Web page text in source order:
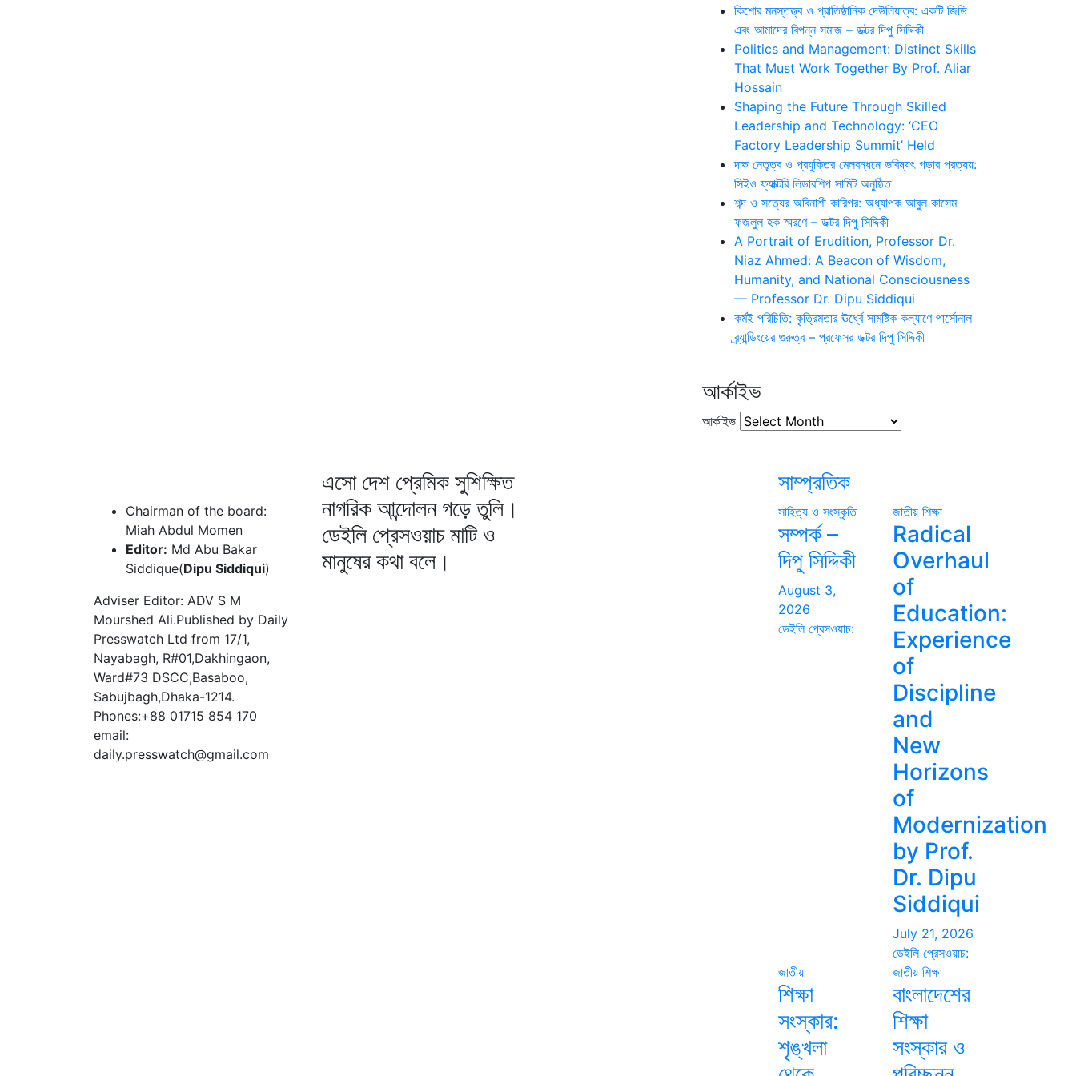
কিশোর মনস্তত্ত্ব ও প্রাতিষ্ঠানিক দেউলিয়াত্ব: একটি জিডি
এবং আমাদের বিপন্ন সমাজ – ডক্টর দিপু সিদ্দিকী
Politics and Management: Distinct Skills
That Must Work Together By Prof. Aliar
Hossain
Shaping the Future Through Skilled
Leadership and Technology: ‘CEO
Factory Leadership Summit’ Held
দক্ষ নেতৃত্ব ও প্রযুক্তির মেলবন্ধনে ভবিষ্যৎ গড়ার প্রত্যয়:
সিইও ফ্যাক্টরি লিডারশিপ সামিট অনুষ্ঠিত
শব্দ ও সত্যের অবিনাশী কারিগর: অধ্যাপক আবুল কাসেম
ফজলুল হক স্মরণে – ডক্টর দিপু সিদ্দিকী
A Portrait of Erudition, Professor Dr.
Niaz Ahmed: A Beacon of Wisdom,
Humanity, and National Consciousness
— Professor Dr. Dipu Siddiqui
কর্মই পরিচিতি: কৃত্রিমতার ঊর্ধ্বে সামষ্টিক কল্যাণে পার্সোনাল
ব্র্যান্ডিংয়ের গুরুত্ব – প্রফেসর ডক্টর দিপু সিদ্দিকী
আর্কাইভ
আর্কাইভ
Chairman of the board:
Miah Abdul Momen
Editor: Md Abu Bakar
Siddique(Dipu Siddiqui)
Adviser Editor: ADV S M
Mourshed Ali.Published by Daily
Presswatch Ltd from 17/1,
Nayabagh, R#01,Dakhingaon,
Ward#73 DSCC,Basaboo,
Sabujbagh,Dhaka-1214.
Phones:+88 01715 854 170
email:
daily.presswatch@gmail.com
এসো দেশ প্রেমিক সুশিক্ষিত
নাগরিক আন্দোলন গড়ে তুলি।
ডেইলি প্রেসওয়াচ মাটি ও
মানুষের কথা বলে।
সাম্প্রতিক
সাহিত্য ও সংস্কৃতি
সম্পর্ক –
দিপু সিদ্দিকী
August 3,
2026
ডেইলি প্রেসওয়াচ:
জাতীয় শিক্ষা
Radical
Overhaul
of
Education:
Experience
of
Discipline
and
New
Horizons
of
Modernization
by Prof.
Dr. Dipu
Siddiqui
July 21, 2026
ডেইলি প্রেসওয়াচ:
জাতীয়
শিক্ষা
সংস্কার:
শৃঙ্খলা
জাতীয় শিক্ষা
বাংলাদেশের
শিক্ষা
সংস্কার ও